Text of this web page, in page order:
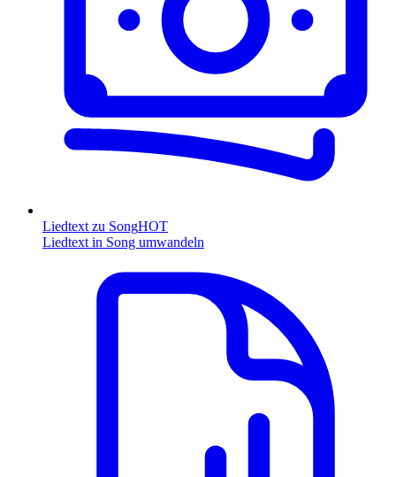
Liedtext zu SongHOT
Liedtext in Song umwandeln